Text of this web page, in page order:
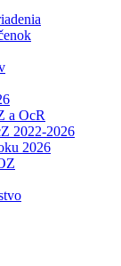
a OcR
2022-2026
2026